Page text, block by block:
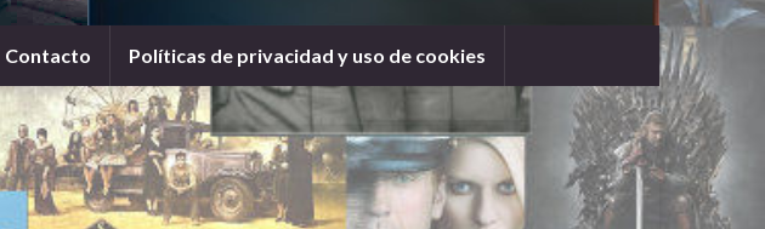
Contacto Políticas de privacidad y uso de cookies